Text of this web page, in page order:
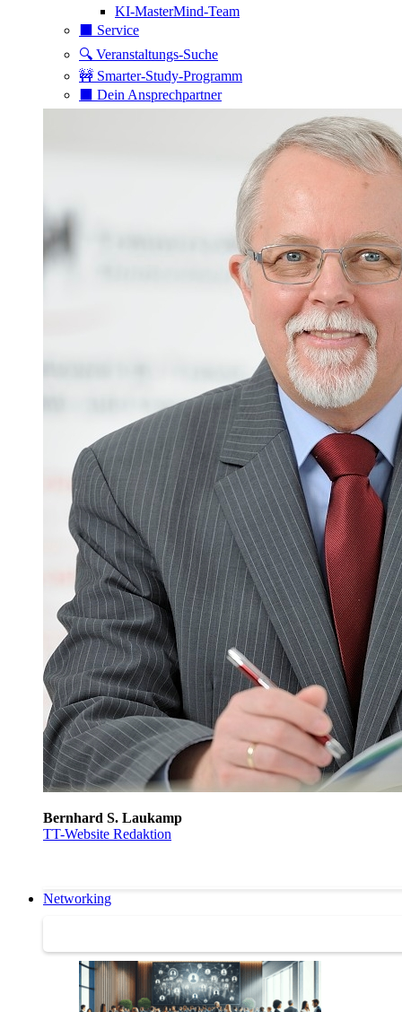
KI-MasterMind-Team
⬛️ Service
🔍 Veranstaltungs-Suche
🚧 Smarter-Study-Programm
⬛️ Dein Ansprechpartner
Bernhard S. Laukamp
TT-Website Redaktion
Networking